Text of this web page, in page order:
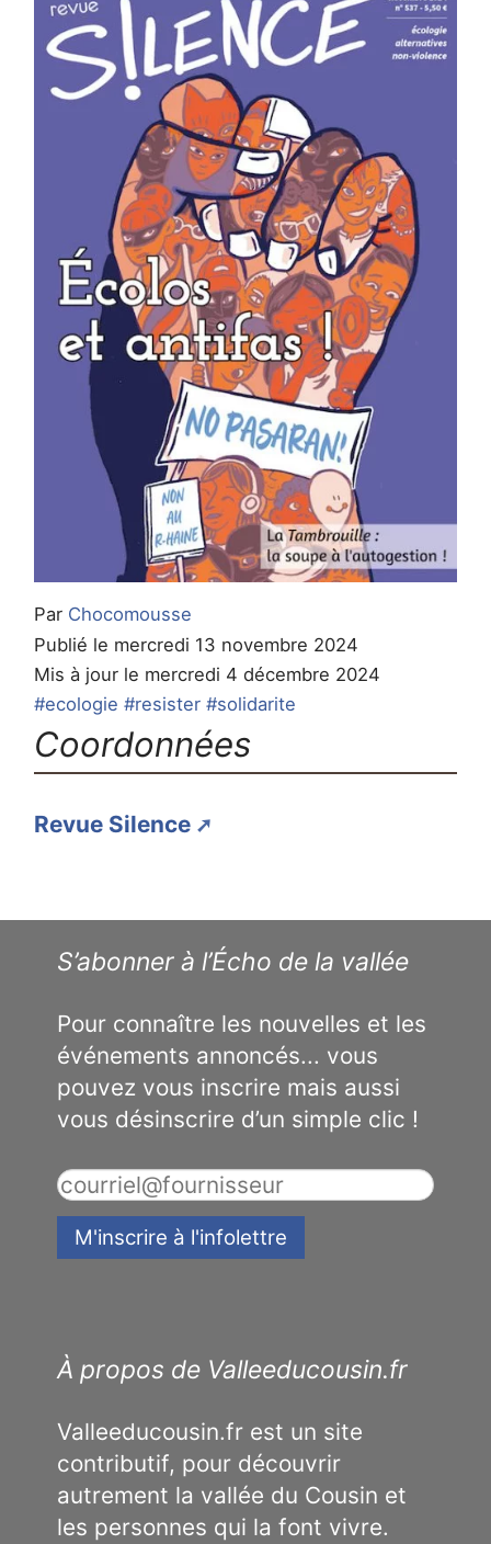
Par Chocomousse
Publié le mercredi 13 novembre 2024
Mis à jour le mercredi 4 décembre 2024
#ecologie #resister #solidarite
Coordonnées
Revue Silence
S’abonner à l’Écho de la vallée
Pour connaître les nouvelles et les
événements annoncés... vous
pouvez vous inscrire mais aussi
vous désinscrire d’un simple clic !
À propos de Valleeducousin.fr
Valleeducousin.fr est un site
contributif, pour découvrir
autrement la vallée du Cousin et
les personnes qui la font vivre.